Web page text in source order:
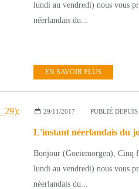
lundi au vendredi) nous vous
néerlandais du...
EN SAVOIR PLUS
29/11/2017 PUBLIÉ
Bonjour (Goeiemorgen), Cinq
lundi au vendredi) nous vous
néerlandais du...